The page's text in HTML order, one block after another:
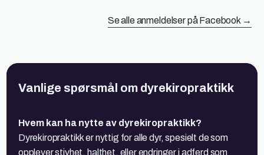
Se alle anmeldelser på Facebook →
Vanlige spørsmål om dyrekiropraktikk
Hvem kan ha nytte av dyrekiropraktikk?
Dyrekiropraktikk er nyttig for alle dyr, spesielt de som
opplever stivhet, halthet, eller endringer i adferd som